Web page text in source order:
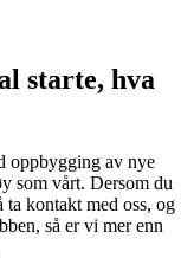
starte, hva
oppbygging av nye
som vårt. Dersom du
ta kontakt med oss, og
så er vi mer enn